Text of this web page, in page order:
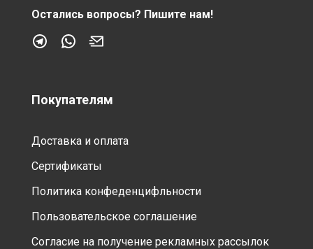
Остались вопросы? Пишите нам!
Покупателям
Доставка и оплата
Сертификаты
Политика конфеденцифльности
Пользовательское соглашение
Согласие на получение рекламных рассылок